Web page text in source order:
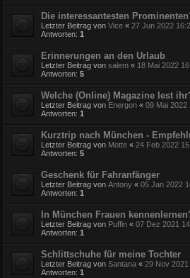
Die interessantesten
Letzter Beitrag von Vice « 27 Jun 2022
Antworten: 1
Erinnerungen an den Urlaub
Letzter Beitrag von salem « 18 Mai 2022
Antworten: 5
Welche (Online) Magazine lest
Letzter Beitrag von Energon « 09 Mai 2022
Antworten: 1
Kurztrip nach München -
Letzter Beitrag von Motte « 24 Feb 2022
Antworten: 5
Geschenk für Fahranfänger
Letzter Beitrag von Antony « 05 Jan 2022
Antworten: 1
In München Frauen
Letzter Beitrag von Puffin « 07 Dez 2021
Antworten: 1
Schlittschuhe für meine Tochter
Letzter Beitrag von Santana « 29 Nov 2021
Antworten: 1